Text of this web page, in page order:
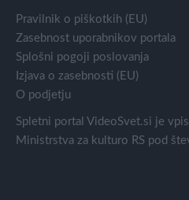
Pravilnik o piškotkih (EU)
Zasebnost uporabnikov portala
Splošni pogoji poslovanja
Izjava o zasebnosti (EU)
O podjetju
Spletni portal VideoSvet.si je
Ministrstva za kulturo RS pod